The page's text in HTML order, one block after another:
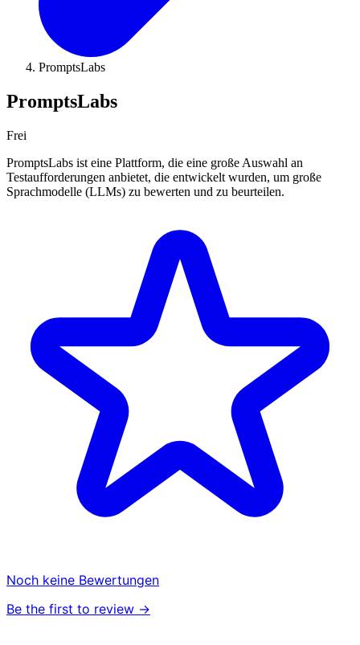
PromptsLabs
PromptsLabs
Frei
PromptsLabs ist eine Plattform, die eine große Auswahl an
Testaufforderungen anbietet, die entwickelt wurden, um große
Sprachmodelle (LLMs) zu bewerten und zu beurteilen.
Noch keine Bewertungen
Be the first to review →